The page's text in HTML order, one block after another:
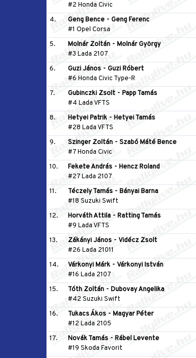
#2 Honda Civic
4.
Geng Bence - Geng Ferenc
#1 Opel Corsa
5.
Molnár Zoltán - Molnár György
#3 Lada 2107
6.
Guzi János - Guzi Róbert
#6 Honda Civic Type-R
7.
Gubinczki Zsolt - Papp Tamás
#4 Lada VFTS
8.
Hetyei Patrik - Hetyei Tamás
#28 Lada VFTS
9.
Szinger Zoltán - Szabó Máté Bence
#7 Honda Civic
10.
Fekete András - Hencz Roland
#27 Lada 2107
11.
Téczely Tamás - Bányai Barna
#18 Suzuki Swift
12.
Horváth Attila - Ratting Tamás
#9 Lada VFTS
13.
Zákányi János - Vidécz Zsolt
#26 Lada 21011
14.
Várkonyi Márk - Várkonyi István
#16 Lada 2107
15.
Tóth Zoltán - Dubovay Angelika
#42 Suzuki Swift
16.
Tukacs Ákos - Magyar Péter
#12 Lada 2105
17.
Novák Tamás - Rábel Levente
#19 Skoda Favorit